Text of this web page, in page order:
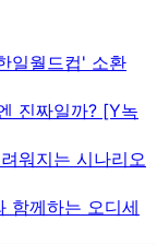
일월드컵' 소환
진짜일까? [Y녹
워지는 시나리오
함께하는 오디세